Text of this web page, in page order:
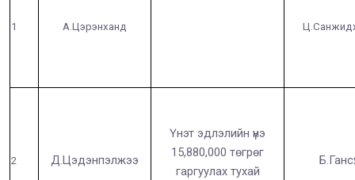
1 А.Цэрэнханд
2 Д.Цэдэнпэлжээ
Үнэт эдлэлийн үнэ
15,880,000 төгрөг
гаргуулах тухай